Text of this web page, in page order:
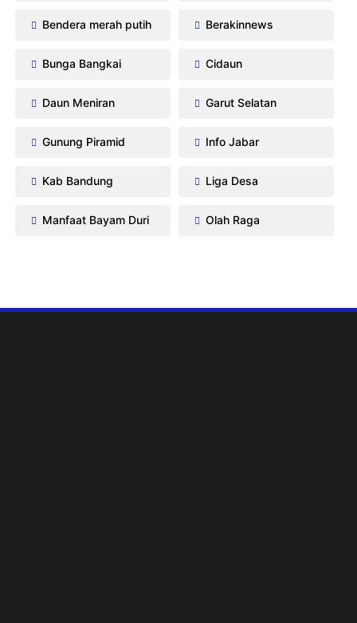
Bendera merah putih Berakinnews
Bunga Bangkai Cidaun
Daun Meniran Garut Selatan
Gunung Piramid Info Jabar
Kab Bandung Liga Desa
Manfaat Bayam Duri Olah Raga